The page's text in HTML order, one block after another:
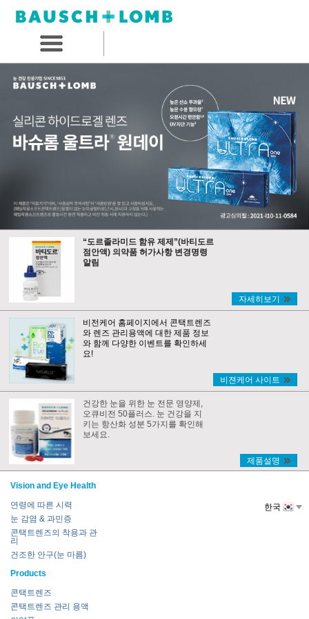
“도르졸라미드 함유 제제”(바티도르
점안액) 의약품 허가사항 변경명령
알림
자세히보기
비전케어 홈페이지에서 콘택트렌즈
와 렌즈 관리용액에 대한 제품 정보
와 함께 다양한 이벤트를 확인하세
요!
비젼케어 사이트
건강한 눈을 위한 눈 전문 영양제,
오큐비전 50플러스. 눈 건강을 지
키는 항산화 성분 5가지를 확인해
보세요.
제품설명
Vision and Eye Health
연령에 따른 시력
눈 감염 & 과민증
콘택트렌즈의 착용과 관
리
건조한 안구(눈 마름)
Products
콘택트렌즈
콘택트렌즈 관리 용액
한국